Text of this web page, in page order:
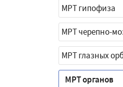
МРТ гипофиза
МРТ черепно-
МРТ глазных
МРТ органов